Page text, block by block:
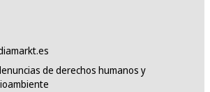
de derechos humanos y